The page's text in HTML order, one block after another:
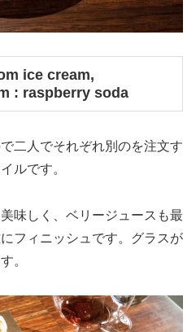
ice cream,
: raspberry soda
二人でそれぞれ別のを注文す
ルです。
味しく、ベリージュースも最
フィニッシュです。グラスが
。